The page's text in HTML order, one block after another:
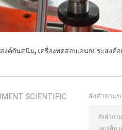
งค์กันสนิม, เครื่องทดสอบเอนกประสงค์
SCIENTIFIC
ส่งคำถาม